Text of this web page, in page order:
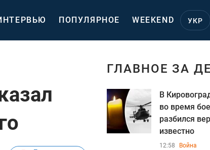
ПОПУЛЯРНОЕ WEEKEND УКР
ГЛАВНОЕ ЗА
В
во время
разбился
известно
12:58 Война